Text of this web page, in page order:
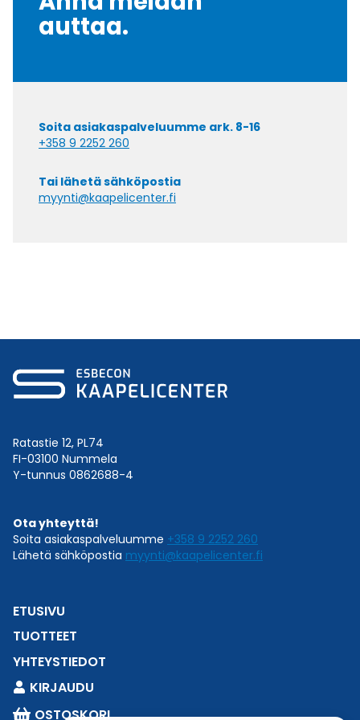
auttaa.
Soita asiakaspalveluumme ark. 8-16
+358 9 2252 260
Tai lähetä sähköpostia
myynti@kaapelicenter.fi
Ratastie 12, PL74
FI-03100 Nummela
Y-tunnus 0862688-4
Ota yhteyttä!
Soita asiakaspalveluumme +358 9 2252 260
Lähetä sähköpostia myynti@kaapelicenter.fi
ETUSIVU
TUOTTEET
YHTEYSTIEDOT
KIRJAUDU
OSTOSKORI